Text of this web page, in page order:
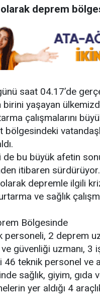
deprem
saat 04.17’de
yaşayan
çalışmalarını
bölgesindeki
bu büyük afetin
itibaren
depremle ilgili
ve sağlık
Bölgesinde
personeli, 2 deprem
ve güvenliği uzmanı,
46 teknik personel ve
sağlık, giyim, gıda
yer aldığı 4